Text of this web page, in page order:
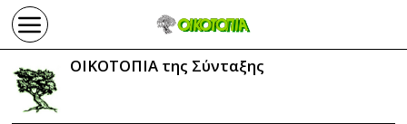
ΟΙΚΟΤΟΠΙΑ της Σύνταξης